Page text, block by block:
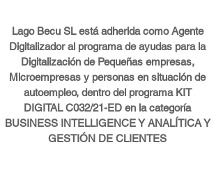
Lago Becu SL está adherida como Agente
Digitalizador al programa de ayudas para la
Digitalización de Pequeñas empresas,
Microempresas y personas en situación de
autoempleo, dentro del programa KIT
DIGITAL C032/21-ED en la categoría
BUSINESS INTELLIGENCE Y ANALÍTICA Y
GESTIÓN DE CLIENTES